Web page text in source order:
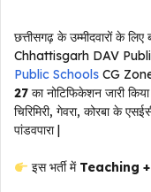
छत्तीसगढ़ के उम्मीदवारों के
Chhattisgarh DAV
Public Schools CG Zone
27 का नोटिफिकेशन जारी
चिरिमिरी, गेवरा, कोरबा के
पांडवपारा |
इस भर्ती में Teaching